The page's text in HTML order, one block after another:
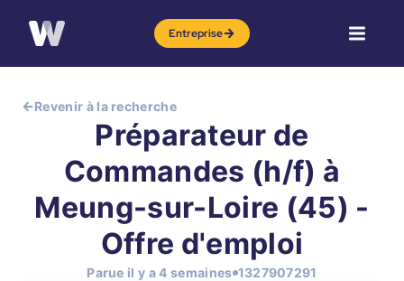
Entreprise
Revenir à la recherche
Préparateur de
Commandes (h/f) à
Meung-sur-Loire (45) -
Offre d'emploi
Parue il y a 4 semaines 1327907291